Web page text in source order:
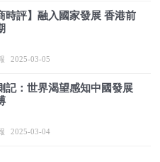
時評】融入國家發展 香港前
2025-03-05
記：世界渴望感知中國發展
2025-03-04